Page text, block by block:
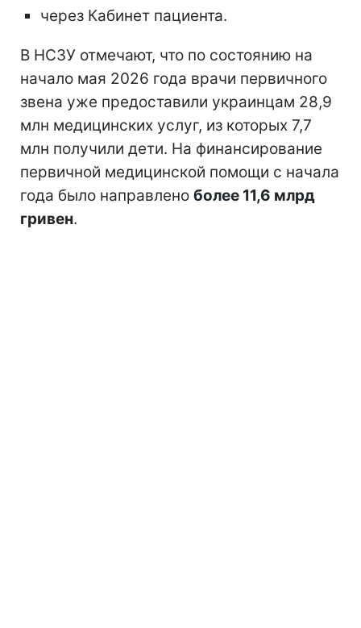
через Кабинет пациента.
В НСЗУ отмечают, что по состоянию на
начало мая 2026 года врачи первичного
звена уже предоставили украинцам 28,9
млн медицинских услуг, из которых 7,7
млн получили дети. На финансирование
первичной медицинской помощи с начала
года было направлено более 11,6 млрд
гривен.